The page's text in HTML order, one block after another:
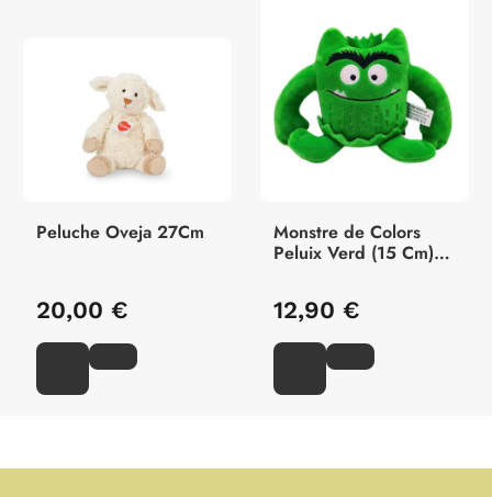
Peluche Oveja 27Cm
20,00 €
Monstre de Colors
Peluix Verd (15 Cm)
12,90 €